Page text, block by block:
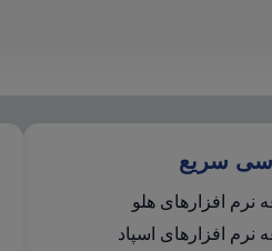
سریع
نرم افزارهای هلو
نرم افزارهای اسپاد